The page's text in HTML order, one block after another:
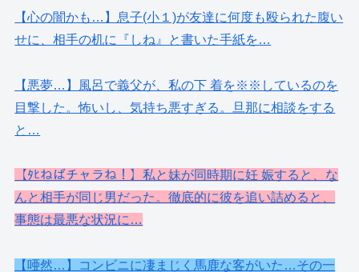
【心の闇かも…】息子(小１)が友達に何度も殴られた腹い
せに、相手の机に『しね』と書いた手紙を…
【悪夢…】風呂で義父が、私の下 着を※※しているのを
目撃した。怖いし、気持ち悪すぎる。旦那に相談をする
と…
【ﾀﾋねばチャラね！】私と妹が同時期に妊 娠すると、な
んと相手が同じ男だった。徹底的に彼を追い詰めると、
事態は最悪な状況に…
【唖然…】コンビニに凄まじく馬鹿な客がいた…その一